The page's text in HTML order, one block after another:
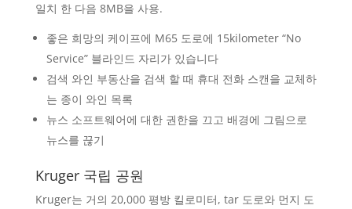
일치 한 다음 8MB을 사용.
좋은 희망의 케이프에 M65 도로에 15kilometer “No
Service” 블라인드 자리가 있습니다
검색 와인 부동산을 검색 할 때 휴대 전화 스캔을 교체하
는 종이 와인 목록
뉴스 소프트웨어에 대한 권한을 끄고 배경에 그림으로
뉴스를 끊기
Kruger 국립 공원
Kruger는 거의 20,000 평방 킬로미터, tar 도로와 먼지 도